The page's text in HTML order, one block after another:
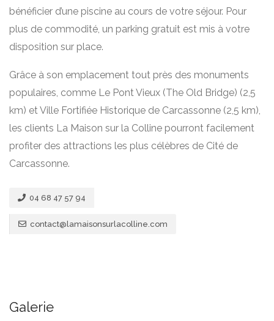
bénéficier d’une piscine au cours de votre séjour. Pour
plus de commodité, un parking gratuit est mis à votre
disposition sur place.
Grâce à son emplacement tout près des monuments
populaires, comme Le Pont Vieux (The Old Bridge) (2,5
km) et Ville Fortifiée Historique de Carcassonne (2,5 km),
les clients La Maison sur la Colline pourront facilement
profiter des attractions les plus célèbres de Cité de
Carcassonne.
04 68 47 57 94
contact@lamaisonsurlacolline.com
Galerie